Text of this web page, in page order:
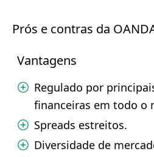
Prós e contras da
Vantagens
Regulado por
financeiras em todo o
Spreads estreitos.
Diversidade de